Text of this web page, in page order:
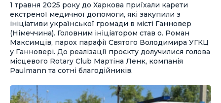
1 травня 2025 року до Харкова приїхали карети
екстреної медичної допомоги, які закупили з
ініціативи української громади в місті Ганновер
(Німеччина). Головним ініціатором став о. Роман
Максимців, парох парафії Святого Володимира УГКЦ
у Ганновері. До реалізації проєкту долучилися голова
місцевого Rotary Club Мартіна Ленк, компанія
Paulmann та сотні благодійників.